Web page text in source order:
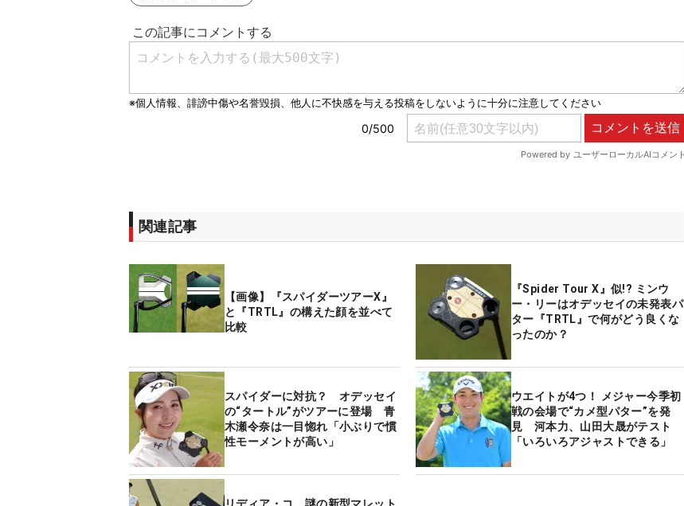
関連記事
【画像】『スパイダーツアーX』
と『TRTL』の構えた顔を並べて
比較
『Spider Tour X』似!? ミンウ
ー・リーはオデッセイの未発表パ
ター『TRTL』で何がどう良くな
ったのか？
スパイダーに対抗？ オデッセイ
の“タートル”がツアーに登場 青
木瀬令奈は一目惚れ「小ぶりで慣
性モーメントが高い」
ウエイトが4つ！ メジャー今季初
戦の会場で“カメ型パター”を発
見 河本力、山田大晟がテスト
「いろいろアジャストできる」